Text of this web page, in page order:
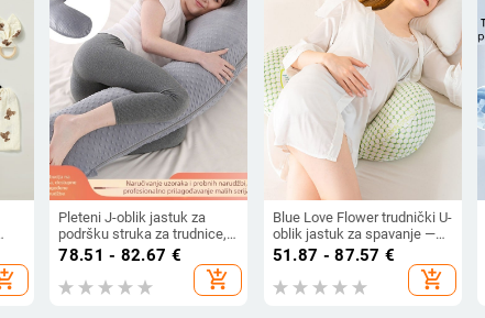
Pleteni J-oblik jastuk za
podršku struka za trudnice,
za spavanje na strani i
poliesterskih vlakana, visina
78.51 - 82.67 €
add_shopping_cart
Blue Love Flower trudnički U-
oblik jastuk za spavanje —
oblik: U, jezgra: 100% pamuk,
pogodan za cijelu trudnoću
51.87 - 87.57 €
add_shopping_cart